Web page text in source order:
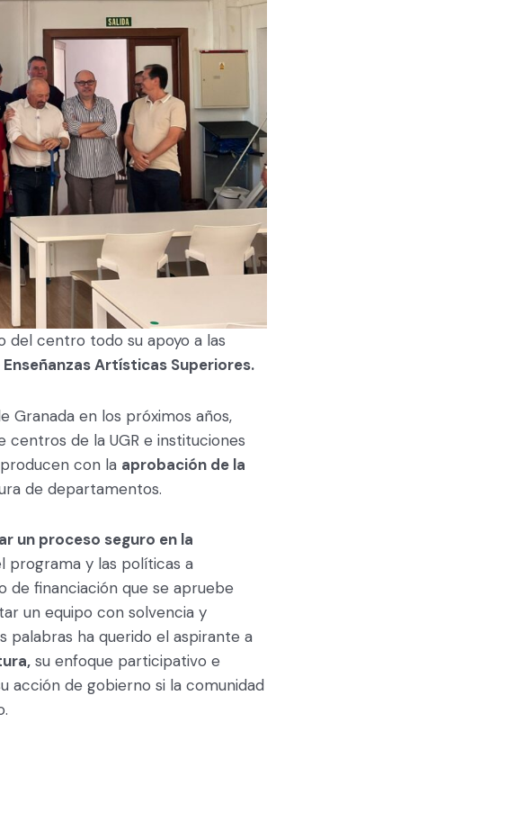
del centro todo su apoyo a las
Artísticas Superiores.
Granada en los próximos años,
de la UGR e instituciones
con la aprobación de la
de departamentos.
un proceso seguro en la
programa y las políticas a
de financiación que se apruebe
un equipo con solvencia y
palabras ha querido el aspirante a
su enfoque participativo e
acción de gobierno si la comunidad